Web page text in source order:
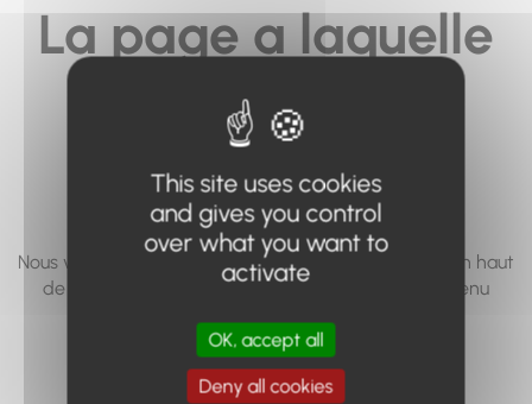
La page a laquelle
vous cherchez à
accéder n'existe
pas... ou plus.
Nous vous invitons à utiliser le moteur de recherche en haut
de page, ou à utiliser le menu pour trouver le contenu
Retour à l'accueil
This site uses cookies
and gives you control
over what you want to
activate
OK, accept all
Deny all cookies